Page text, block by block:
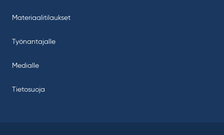
Materiaalitilaukset
Työnantajalle
Medialle
Tietosuoja